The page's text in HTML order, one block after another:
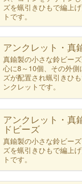
ズを蝋引きひもで編上
トです。
アンクレット・真
真鍮製の小さな鈴ビー
心に8～10個、その外側
ズが配置され蝋引きひ
ンクレットです。
アンクレット・真
ドビーズ
真鍮製の小さな鈴ビー
ズを蝋引きひもで編上
トです。